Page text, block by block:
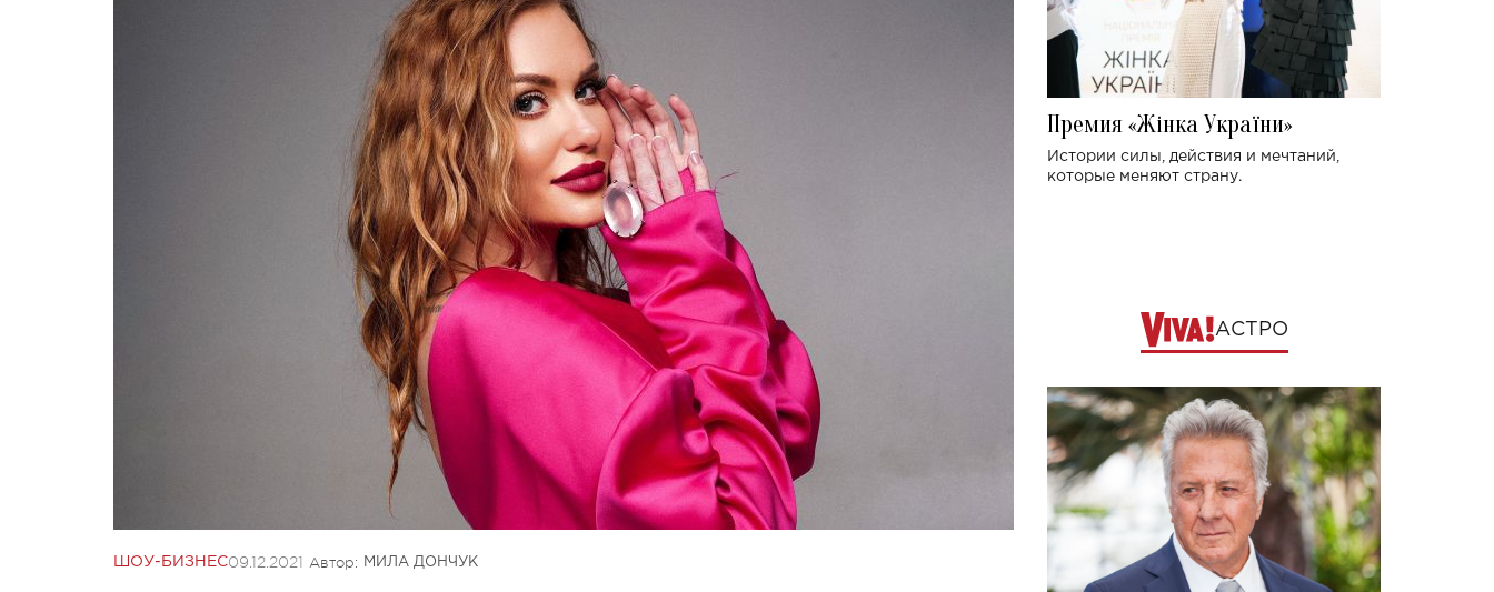
ШОУ-БИЗНЕС09.12.2021 Автор: МИЛА ДОНЧУК
Премия «Жінка України»
Истории силы, действия и мечтаний,
которые меняют страну.
АСТРО